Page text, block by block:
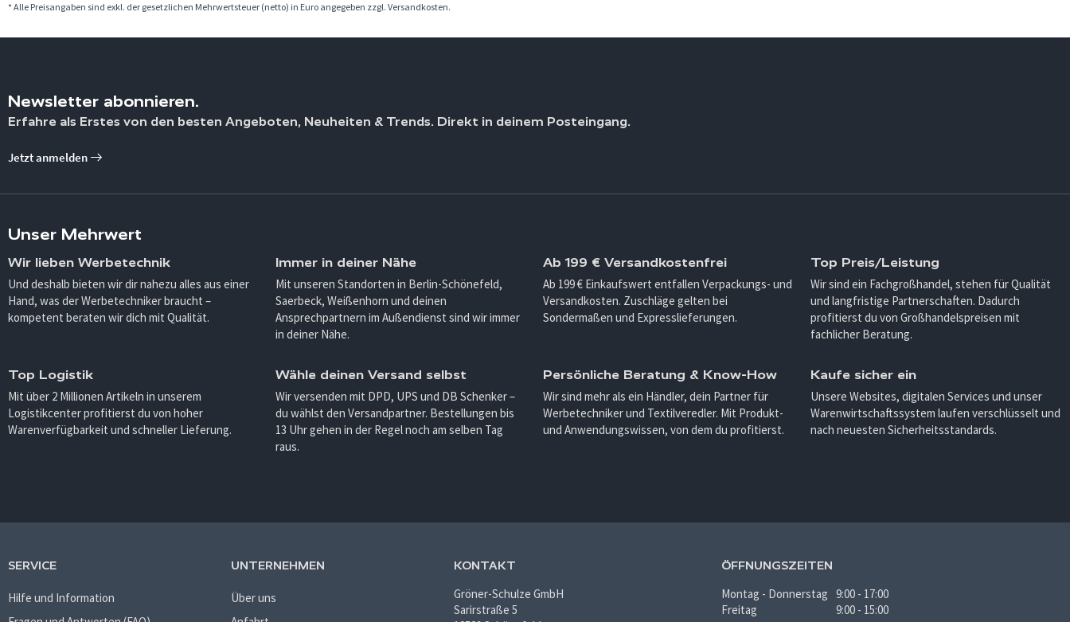
* Alle Preisangaben sind exkl. der gesetzlichen Mehrwertsteuer (netto) in Euro angegeben zzgl. Versandkosten.
Newsletter abonnieren.
Erfahre als Erstes von den besten Angeboten, Neuheiten & Trends. Direkt in deinem Posteingang.
Jetzt anmelden
Unser Mehrwert
Wir lieben Werbetechnik
Und deshalb bieten wir dir nahezu alles aus einer
Hand, was der Werbetechniker braucht –
kompetent beraten wir dich mit Qualität.
Immer in deiner Nähe
Mit unseren Standorten in Berlin-Schönefeld,
Saerbeck, Weißenhorn und deinen
Ansprechpartnern im Außendienst sind wir immer
in deiner Nähe.
Ab 199 € Versandkostenfrei
Ab 199 € Einkaufswert entfallen Verpackungs- und
Versandkosten. Zuschläge gelten bei
Sondermaßen und Expresslieferungen.
Top Preis/Leistung
Wir sind ein Fachgroßhandel, stehen für Qualität
und langfristige Partnerschaften. Dadurch
profitierst du von Großhandelspreisen mit
fachlicher Beratung.
Top Logistik
Mit über 2 Millionen Artikeln in unserem
Logistikcenter profitierst du von hoher
Warenverfügbarkeit und schneller Lieferung.
Wähle deinen Versand selbst
Wir versenden mit DPD, UPS und DB Schenker –
du wählst den Versandpartner. Bestellungen bis
13 Uhr gehen in der Regel noch am selben Tag
raus.
Persönliche Beratung & Know-How
Wir sind mehr als ein Händler, dein Partner für
Werbetechniker und Textilveredler. Mit Produkt-
und Anwendungswissen, von dem du profitierst.
Kaufe sicher ein
Unsere Websites, digitalen Services und unser
Warenwirtschaftssystem laufen verschlüsselt und
nach neuesten Sicherheitsstandards.
SERVICE
Hilfe und Information
UNTERNEHMEN
Über uns
KONTAKT
Gröner-Schulze GmbH
Sarirstraße 5
ÖFFNUNGSZEITEN
Montag - Donnerstag 9:00 - 17:00
Freitag
9:00 - 15:00